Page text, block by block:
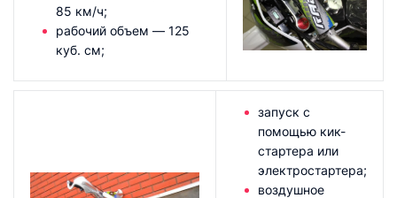
85 км/ч;
рабочий объем — 125
куб. см;
запуск с
помощью кик-
стартера или
электростартера;
воздушное